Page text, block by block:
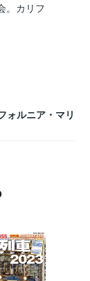
ォルニア・マリ